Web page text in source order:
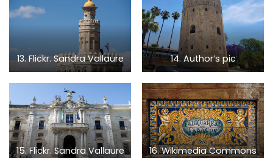
13. Flickr. Sandra Vallaure 14. Author’s pic
15. Flickr. Sandra Vallaure 16. Wikimedia Commons